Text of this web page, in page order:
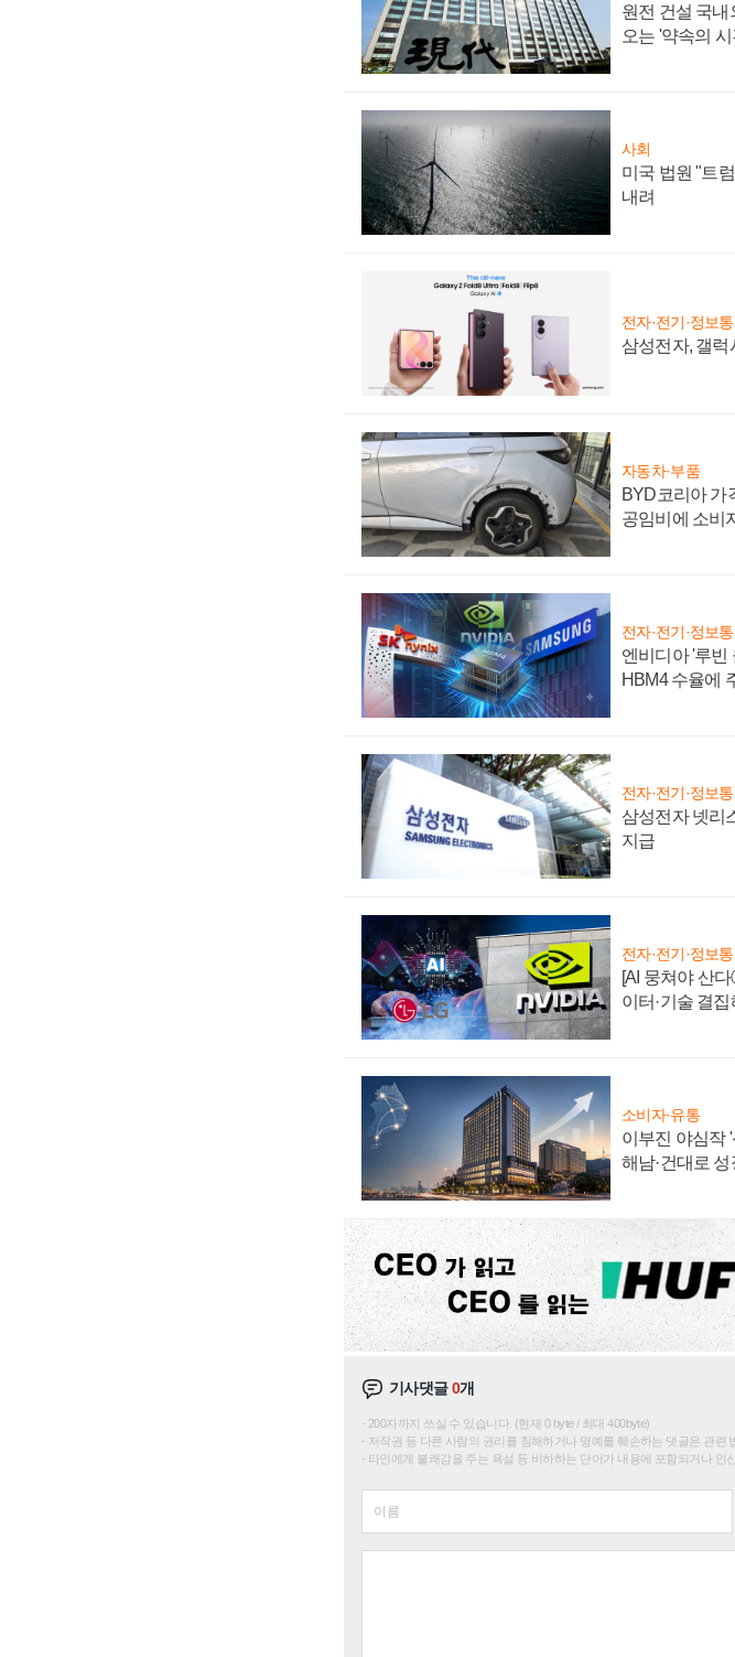
원전 건설 국내
오는 '약속의 시
사회
미국 법원 "트
내려
전자·전기·정보
삼성전자, 갤
자동차·부품
BYD코리아 가
공임비에 소비
전자·전기·정보
엔비디아 '루빈
HBM4 수율에
전자·전기·정보
삼성전자 넷리
지급
전자·전기·정보
[AI 뭉쳐야 산
이터·기술 결
소비자·유통
이부진 야심작
해남·건대로
기사댓글0개
200자까지 쓰실 수 있습니다. (현재 0 byte / 최대 400byte)
저작권 등 다른 사람의 권리를 침해하거나 명예를 훼손하는 댓글은 관련
타인에게 불쾌감을 주는 욕설 등 비하하는 단어가 내용에 포함되거나 인